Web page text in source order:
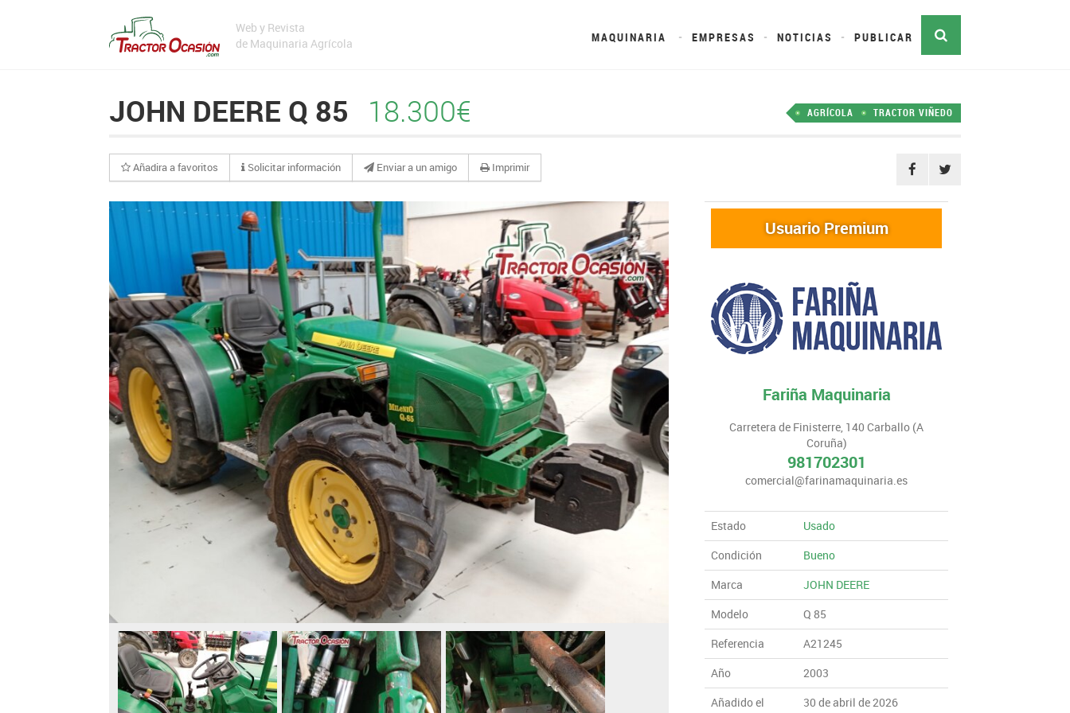
Web y Revista
de Maquinaria Agrícola
MAQUINARIA EMPRESAS NOTICIAS PUBLICAR
TRACTOR VIÑEDO
AGRÍCOLA
JOHN DEERE Q 85 18.300€
Añadira a favoritos Solicitar información Enviar a un amigo Imprimir
Usuario Premium
Fariña Maquinaria
Carretera de Finisterre, 140 Carballo (A
Coruña)
981702301
comercial@farinamaquinaria.es
Estado
Usado
Condición
Bueno
Marca
JOHN DEERE
Modelo
Q 85
Referencia
A21245
Año
2003
Añadido el
30 de abril de 2026